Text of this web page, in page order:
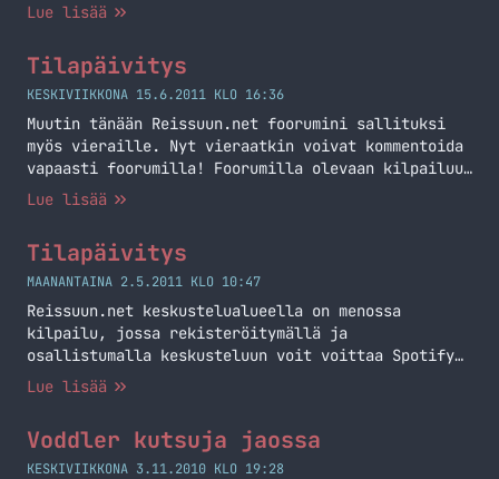
Lue lisää
Tilapäivitys
KESKIVIIKKONA 15.6.2011 KLO 16:36
Muutin tänään Reissuun.net foorumini sallituksi
myös vieraille. Nyt vieraatkin voivat kommentoida
vapaasti foorumilla! Foorumilla olevaan kilpailuun
osallistuu vain rekisteröityneet käyttäjät!
Lue lisää
Tilapäivitys
MAANANTAINA 2.5.2011 KLO 10:47
Reissuun.net keskustelualueella on menossa
kilpailu, jossa rekisteröitymällä ja
osallistumalla keskusteluun voit voittaa Spotify
Premiumin! Keskustelualueen
Lue lisää
Voddler kutsuja jaossa
KESKIVIIKKONA 3.11.2010 KLO 19:28